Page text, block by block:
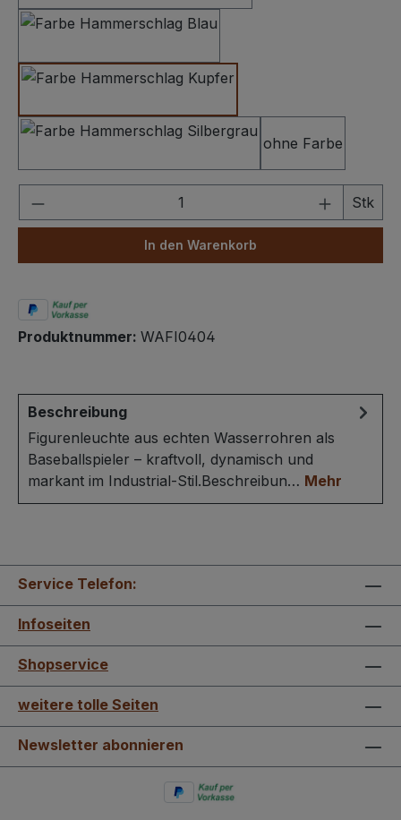
Hammerschlag Silbergrau
ohne Farbe
Produkt Anzahl: Gib den Stk
In den Warenkorb
Produktnummer: WAFI0404
Beschreibung
Figurenleuchte aus echten Wasserrohren als
Baseballspieler – kraftvoll, dynamisch und
markant im Industrial-Stil.Beschreibun… Mehr
Service Telefon:
Infoseiten
Shopservice
weitere tolle Seiten
Newsletter abonnieren